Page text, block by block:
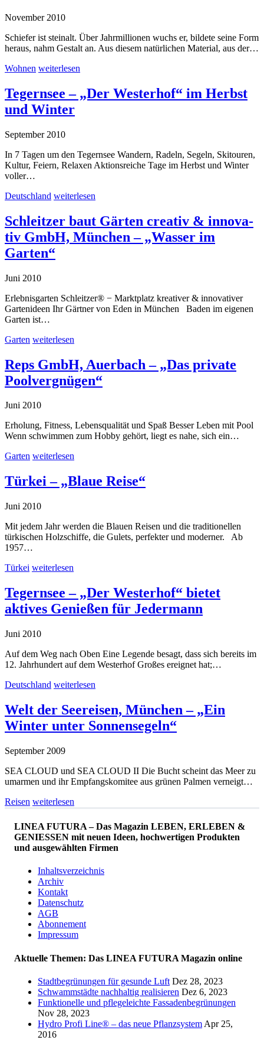
November 2010
Schiefer ist steinalt. Über Jahrmillionen wuchs er, bildete seine Form
heraus, nahm Gestalt an. Aus diesem natürlichen Material, aus der…
Wohnen weiterlesen
Tegernsee – „Der Westerhof“ im Herbst
und Winter
September 2010
In 7 Tagen um den Tegernsee Wandern, Radeln, Segeln, Skitouren,
Kultur, Feiern, Relaxen Aktionsreiche Tage im Herbst und Winter
voller…
Deutschland weiterlesen
Schleit­zer baut Gär­ten crea­tiv & in­no­va­
tiv GmbH, Mün­chen – „Wasser im
Garten“
Juni 2010
Erlebnisgarten Schleitzer® − Marktplatz kreativer & innovativer
Gartenideen Ihr Gärtner von Eden in München Baden im eigenen
Garten ist…
Garten weiterlesen
Reps GmbH, Auerbach – „Das private
Poolvergnügen“
Juni 2010
Erholung, Fitness, Lebensqualität und Spaß Besser Leben mit Pool
Wenn schwimmen zum Hobby gehört, liegt es nahe, sich ein…
Garten weiterlesen
Türkei – „Blaue Reise“
Juni 2010
Mit jedem Jahr werden die Blauen Reisen und die traditionellen
türkischen Holzschiffe, die Gulets, perfekter und moderner. Ab
1957…
Türkei weiterlesen
Tegernsee – „Der Westerhof“ bietet
aktives Genießen für Jedermann
Juni 2010
Auf dem Weg nach Oben Eine Legende besagt, dass sich bereits im
12. Jahrhundert auf dem Westerhof Großes ereignet hat;…
Deutschland weiterlesen
Welt der Seereisen, München – „Ein
Winter unter Sonnensegeln“
September 2009
SEA CLOUD und SEA CLOUD II Die Bucht scheint das Meer zu
umarmen und ihr Empfangskomitee aus grünen Palmen verneigt…
Reisen weiterlesen
LINEA FUTURA – Das Magazin LEBEN, ERLEBEN &
GENIESSEN mit neuen Ideen, hochwertigen Produkten
und ausgewählten Firmen
Inhaltsverzeichnis
Archiv
Kontakt
Datenschutz
AGB
Abonnement
Impressum
Aktuelle Themen: Das LINEA FUTURA Magazin online
Stadtbegrünungen für gesunde Luft Dez 28, 2023
Schwammstädte nachhaltig realisieren Dez 6, 2023
Funktionelle und pflegeleichte Fassadenbegrünungen
Nov 28, 2023
Hydro Profi Line® – das neue Pflanzsystem Apr 25,
2016